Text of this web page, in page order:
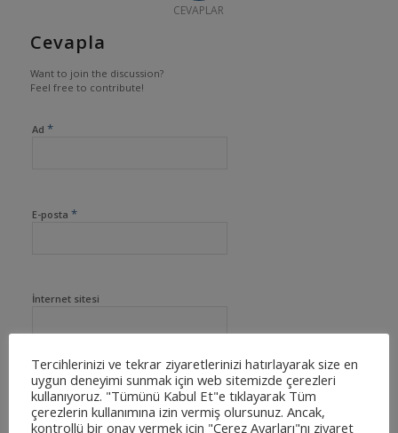
CEVAPLAR
Cevapla
Want to join the discussion?
Feel free to contribute!
Ad *
E-posta *
İnternet sitesi
Tercihlerinizi ve tekrar ziyaretlerinizi hatırlayarak size en
uygun deneyimi sunmak için web sitemizde çerezleri
kullanıyoruz. "Tümünü Kabul Et"e tıklayarak Tüm
çerezlerin kullanımına izin vermiş olursunuz. Ancak,
kontrollü bir onay vermek için "Çerez Ayarları"nı ziyaret